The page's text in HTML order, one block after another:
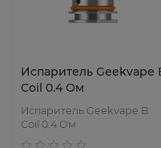
Испаритель Geekvape
Coil 0.4 Ом
Испаритель Geekvape B
Coil 0.4 Ом